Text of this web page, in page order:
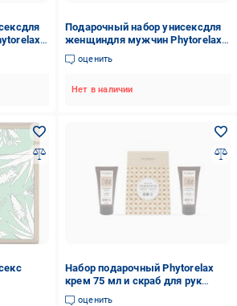
масло
Подарочный набор унисексдля
женщиндля мужчин Phytorelax
Flori di Bach
оценить
Нет в наличии
Набор подарочный Phytorelax
крем 75 мл и скраб для рук
миндаль 75 мл
оценить